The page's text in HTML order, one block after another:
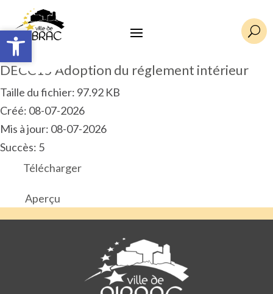
Ouvrir la barre d’outils U
DECC15 Adoption du réglement intérieur
Taille du fichier: 97.92 KB
Créé: 08-07-2026
Mis à jour: 08-07-2026
Succès: 5
Télécharger
Aperçu
Ouvrir la barre d’outils